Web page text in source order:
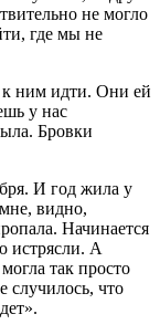
не могло
где мы не
ним идти. Они ей
у нас
Бровки
И год жила у
видно,
Начинается
истрясли. А
так просто
случилось, что